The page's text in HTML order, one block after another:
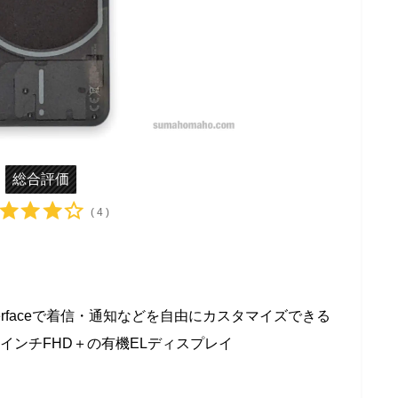
総合評価
( 4 )
で着信・通知などを自由にカスタマイズできる
ンチFHD＋の有機ELディスプレイ